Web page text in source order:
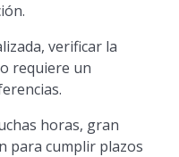
verificar la
requiere un
horas, gran
para cumplir plazos